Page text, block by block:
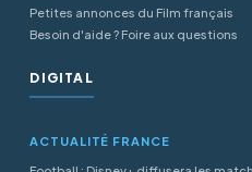
Petites annonces du Film français
Besoin d'aide ? Foire aux questions
DIGITAL
ACTUALITÉ FRANCE